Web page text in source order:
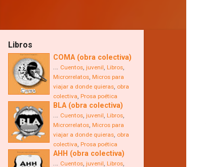
Libros
COMA (obra colectiva)
… Cuentos, juvenil, Libros,
Microrrelatos, Micros para
viajar a donde quieras, obra
colectiva, Prosa poética
BLA (obra colectiva)
… Cuentos, juvenil, Libros,
Microrrelatos, Micros para
viajar a donde quieras, obra
colectiva, Prosa poética
AHH (obra colectiva)
… Cuentos, juvenil, Libros,